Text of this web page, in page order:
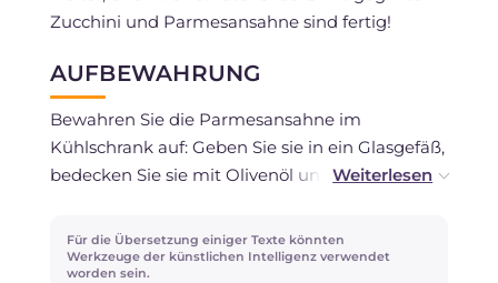
Zucchini und Parmesansahne sind fertig!
AUFBEWAHRUNG
Bewahren Sie die Parmesansahne im
Kühlschrank auf: Geben Sie sie in ein Glasgefäß,
bedecken Sie sie mit Olivenöl und verschließen
Für die Übersetzung einiger Texte könnten
Werkzeuge der künstlichen Intelligenz verwendet
worden sein.